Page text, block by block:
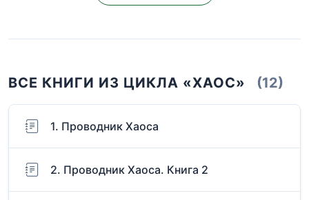
ВСЕ КНИГИ ИЗ ЦИКЛА «ХАОС» (12)
1. Проводник Хаоса
2. Проводник Хаоса. Книга 2